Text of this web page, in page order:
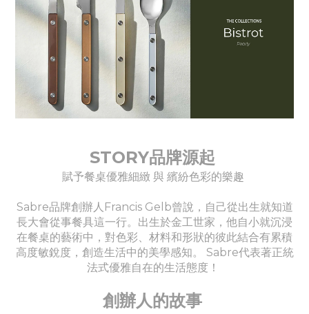
STORY品牌源起
賦予餐桌優雅細緻 與 繽紛色彩的樂趣
Sabre品牌創辦人Francis Gelb曾說，自己從出生就知道
長大會從事餐具這一行。出生於金工世家，他自小就沉浸
在餐桌的藝術中，對色彩、材料和形狀的彼此結合有累積
高度敏銳度，創造生活中的美學感知。 Sabre代表著正統
法式優雅自在的生活態度！
創辦人的故事